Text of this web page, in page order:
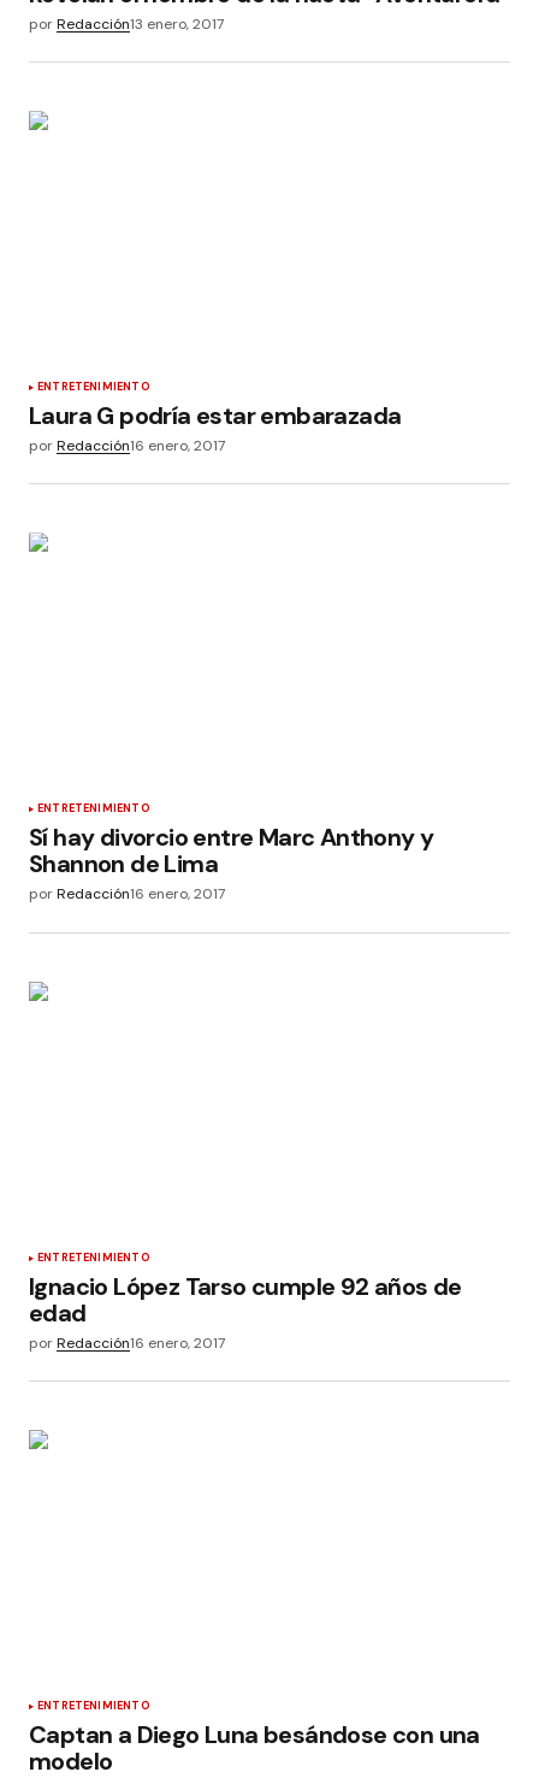
porRedacción13 enero, 2017
ENTRETENIMIENTO
Laura G podría estar embarazada
porRedacción16 enero, 2017
ENTRETENIMIENTO
Sí hay divorcio entre Marc Anthony y
Shannon de Lima
porRedacción16 enero, 2017
ENTRETENIMIENTO
Ignacio López Tarso cumple 92 años de
edad
porRedacción16 enero, 2017
ENTRETENIMIENTO
Captan a Diego Luna besándose con una
modelo